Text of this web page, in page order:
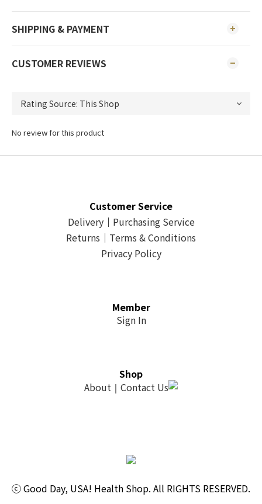
SHIPPING & PAYMENT
CUSTOMER REVIEWS
No review for this product
Customer Service
Delivery｜ Purchasing Service
Returns ｜ Terms & Conditions
Privacy Policy
Member
Sign In
Shop
About ｜ Contact Us
ⓒ Good Day, USA! Health Shop. All RIGHTS RESERVED.